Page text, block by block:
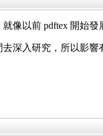
像以前 pdftex 開始
去深入研究，所以影